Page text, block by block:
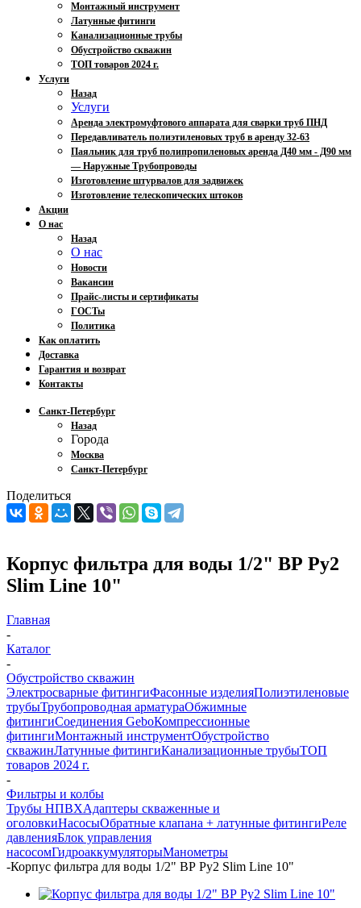
Монтажный инструмент
Латунные фитинги
Канализационные трубы
Обустройство скважин
ТОП товаров 2024 г.
Услуги
Назад
Услуги
Аренда электромуфтового аппарата для сварки труб ПНД
Передавливатель полиэтиленовых труб в аренду 32-63
Паяльник для труб полипропиленовых аренда Д40 мм - Д90 мм
— Наружные Трубопроводы
Изготовление штурвалов для задвижек
Изготовление телескопических штоков
Акции
О нас
Назад
О нас
Новости
Вакансии
Прайс-листы и сертификаты
ГОСТы
Политика
Как оплатить
Доставка
Гарантия и возврат
Контакты
Санкт-Петербург
Назад
Города
Москва
Санкт-Петербург
Поделиться
Корпус фильтра для воды 1/2" ВР Ру2
Slim Line 10"
Главная
-
Каталог
-
Обустройство скважин
Электросварные фитингиФасонные изделияПолиэтиленовые
трубыТрубопроводная арматураОбжимные
фитингиСоединения GeboКомпрессионные
фитингиМонтажный инструментОбустройство
скважинЛатунные фитингиКанализационные трубыТОП
товаров 2024 г.
-
Фильтры и колбы
Трубы НПВХАдаптеры скваженные и
оголовкиНасосыОбратные клапана + латунные фитингиРеле
давленияБлок управления
насосомГидроаккумуляторыМанометры
-Корпус фильтра для воды 1/2" ВР Ру2 Slim Line 10"